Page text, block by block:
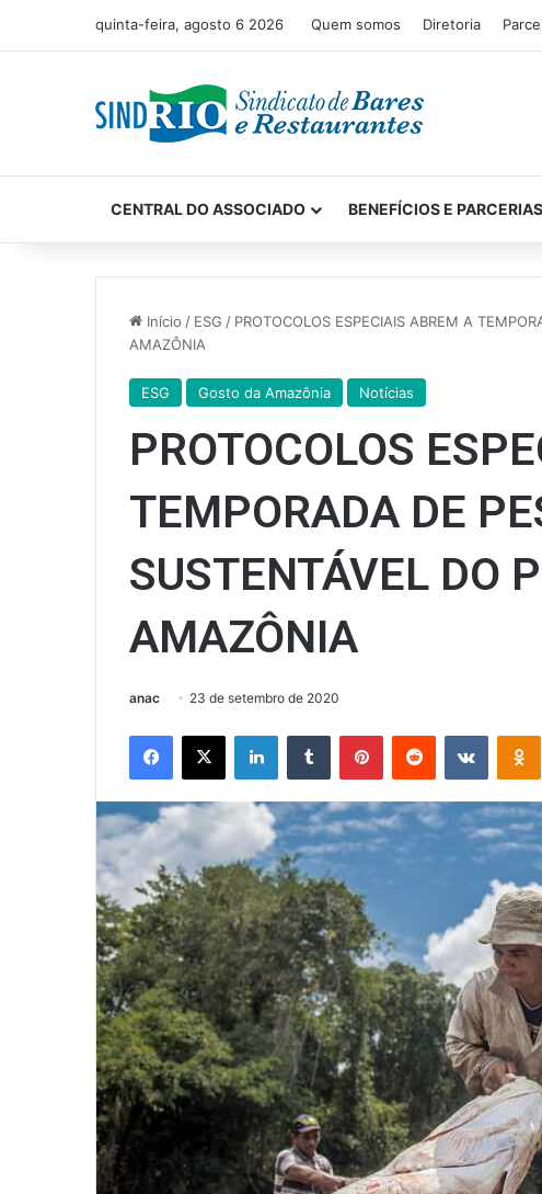
quinta-feira, agosto 6 2026 Quem somos Diretoria
CENTRAL DO ASSOCIADO BENEFÍCIOS E PARCERIAS
Início / ESG / PROTOCOLOS ESPECIAIS ABREM A
AMAZÔNIA
ESG Gosto da Amazônia Notícias
PROTOCOLOS
TEMPORADA DE
SUSTENTÁVEL DO
AMAZÔNIA
anac 23 de setembro de 2020
Facebook
X LinkedinTumblr PinterestReddit VK